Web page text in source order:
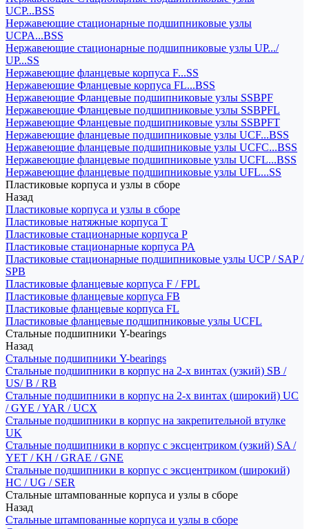
UCP...BSS
Нержавеющие стационарные подшипниковые узлы
UCPA...BSS
Нержавеющие стационарные подшипниковые узлы UP.../
UP...SS
Нержавеющие фланцевые корпуса F...SS
Нержавеющие Фланцевые корпуса FL...BSS
Нержавеющие Фланцевые подшипниковые узлы SSBPF
Нержавеющие Фланцевые подшипниковые узлы SSBPFL
Нержавеющие Фланцевые подшипниковые узлы SSBPFT
Нержавеющие фланцевые подшипниковые узлы UCF...BSS
Нержавеющие фланцевые подшипниковые узлы UCFC...BSS
Нержавеющие фланцевые подшипниковые узлы UCFL...BSS
Нержавеющие фланцевые подшипниковые узлы UFL...SS
Пластиковые корпуса и узлы в сборе
Назад
Пластиковые корпуса и узлы в сборе
Пластиковые натяжные корпуса T
Пластиковые стационарные корпуса P
Пластиковые стационарные корпуса PA
Пластиковые стационарные подшипниковые узлы UCP / SAP /
SPB
Пластиковые фланцевые корпуса F / FPL
Пластиковые фланцевые корпуса FB
Пластиковые фланцевые корпуса FL
Пластиковые фланцевые подшипниковые узлы UCFL
Стальные подшипники Y-bearings
Назад
Стальные подшипники Y-bearings
Стальные подшипники в корпус на 2-х винтах (узкий) SB /
US/ B / RB
Стальные подшипники в корпус на 2-х винтах (широкий) UC
/ GYE / YAR / UCX
Стальные подшипники в корпус на закрепительной втулке
UK
Стальные подшипники в корпус с эксцентриком (узкий) SA /
YET / KH / GRAE / GNE
Стальные подшипники в корпус с эксцентриком (широкий)
HC / UG / SER
Стальные штампованные корпуса и узлы в сборе
Назад
Стальные штампованные корпуса и узлы в сборе